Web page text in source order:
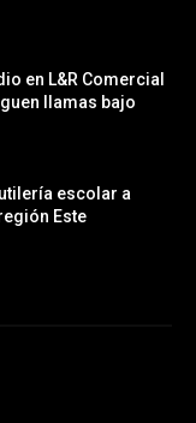
en L&R Comercial
llamas bajo
utilería escolar a
Este